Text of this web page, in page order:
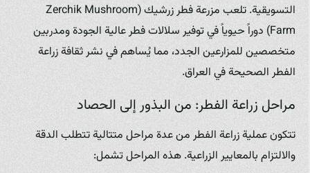
التسويقية. تلعب مزرعة فطر زرشيك (Zerchik Mushroom
Farm) دوراً حيوياً في توفير سلالات فطر عالية الجودة ومدربين
متخصصين للمزارعين الجدد، مما يُساهم في نشر ثقافة زراعة
الفطر الصحيحة في العراق.
مراحل زراعة الفطر: من البذور إلى الحصاد
تتكون عملية زراعة الفطر من عدة مراحل متتالية تتطلب الدقة
والالتزام بالمعايير الزراعية. هذه المراحل تشمل: